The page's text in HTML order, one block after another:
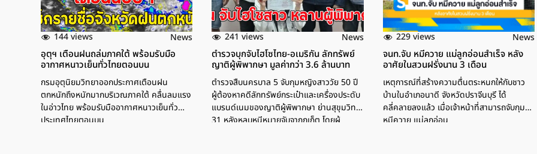
144 views News
อุตุฯ เตือนฝนถล่มภาคใต้ พร้อมรับมือ
อากาศหนาวเย็นทั่วไทยตอนบน
กรมอุตุนิยมวิทยาออกประกาศเตือนฝน
ตกหนักถึงหนักมากบริเวณภาคใต้ คลื่นลมแรง
ในอ่าวไทย พร้อมรับมืออากาศหนาวเย็นทั่ว
ประเทศไทยตอนบน
241 views News
ตำรวจบุกจับไฮโซไทย-อเมริกัน ลักทรัพย์
ญาติผู้พิพากษา มูลค่ากว่า 3.6 ล้านบาท
ตำรวจสืบนครบาล 5 จับกุมหญิงสาววัย 50 ปี
ผู้ต้องหาคดีลักทรัพย์กระเป๋าและเครื่องประดับ
แบรนด์เนมของญาติผู้พิพากษา ย่านสุขุมวิท
31 หลังหลบหนีหมายจับจากภูเก็ต โดยผู้
229 views News
จนท.จับ หมีควาย แม่ลูกอ่อนสำเร็จ หลัง
อาศัยในสวนฝรั่งนาน 3 เดือน
เหตุการณ์ที่สร้างความตื่นตระหนกให้กับชาว
บ้านในอำเภอนาดี จังหวัดปราจีนบุรี ได้
คลี่คลายลงแล้ว เมื่อเจ้าหน้าที่สามารถจับกุม
หมีควาย แม่ลูกอ่อน